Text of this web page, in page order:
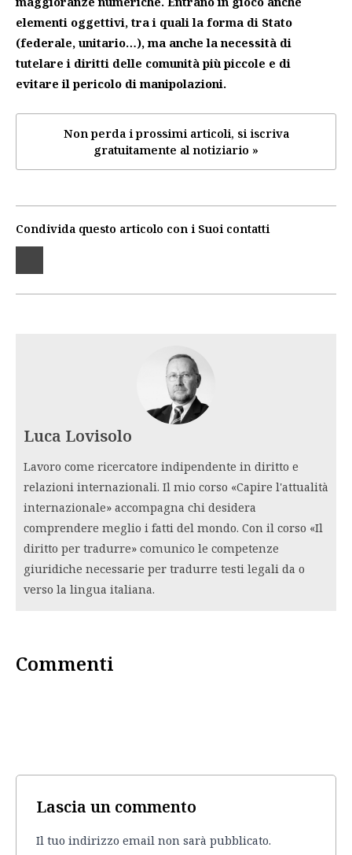
elementi oggettivi, tra i quali la forma di Stato
(federale, unitario…), ma anche la necessità di
tutelare i diritti delle comunità più piccole e di
evitare il pericolo di manipolazioni.
Non perda i prossimi articoli, si iscriva
gratuitamente al notiziario »
Condivida questo articolo con i Suoi contatti
Luca Lovisolo
Lavoro come ricercatore indipendente in diritto e
relazioni internazionali. Il mio corso «Capire l'attualità
internazionale» accompagna chi desidera
comprendere meglio i fatti del mondo. Con il corso «Il
diritto per tradurre» comunico le competenze
giuridiche necessarie per tradurre testi legali da o
verso la lingua italiana.
Commenti
Lascia un commento
Il tuo indirizzo email non sarà pubblicato.